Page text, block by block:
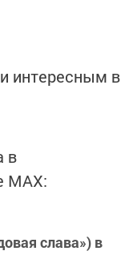
интересным в
в
MАХ:
слава») в